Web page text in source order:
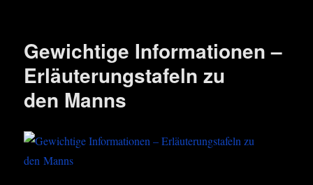
Gewichtige Informationen –
Erläuterungstafeln zu
den Manns